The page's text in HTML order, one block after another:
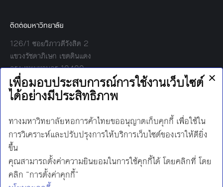
ติดต่อมหาวิทยาลัย
126/1 ซอยวิภาวดีรังสิต 2
แขวงรัชดาภิเษก เขตดินแดง
กรุงเทพมหานคร 10400
โทร:
02-697-6000
เวลาทำการ:
8.30 - 17.00
Find us on:
Facebook
TwitterYouTube
Instagram
LineMail
นโยบายการคุ้มครองข้อมูลส่วนบุคคล